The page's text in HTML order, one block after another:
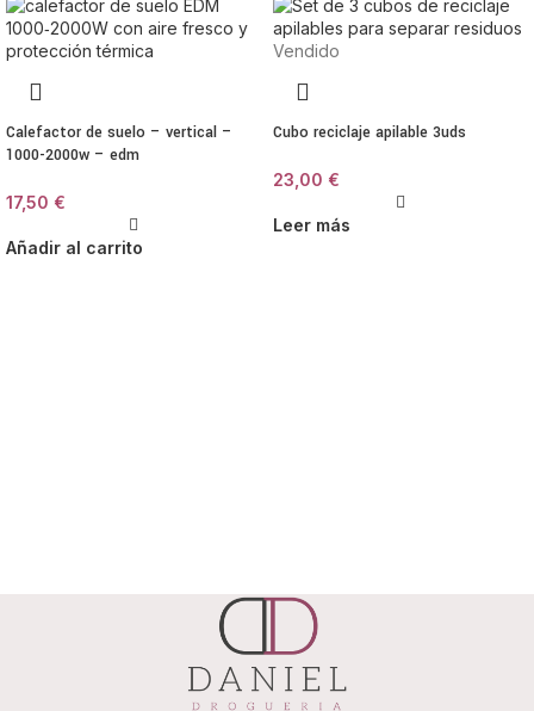
Calefactor de suelo – vertical –
1000-2000w – edm
17,50 €
Añadir al carrito
Vendido
Cubo reciclaje apilable 3uds
23,00 €
Leer más